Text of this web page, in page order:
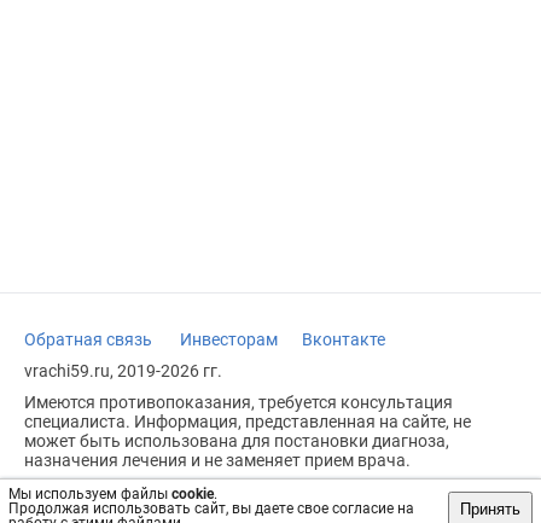
Мы используем файлы cookie.
Продолжая использовать сайт, вы даете свое согласие на
Принять
Обратная связь Инвесторам
Вконтакте
vrachi59.ru, 2019-2026 гг.
Имеются противопоказания, требуется консультация
специалиста. Информация, представленная на сайте, не
может быть использована для постановки диагноза,
назначения лечения и не заменяет прием врача.
Возрастное ограничение: 18+